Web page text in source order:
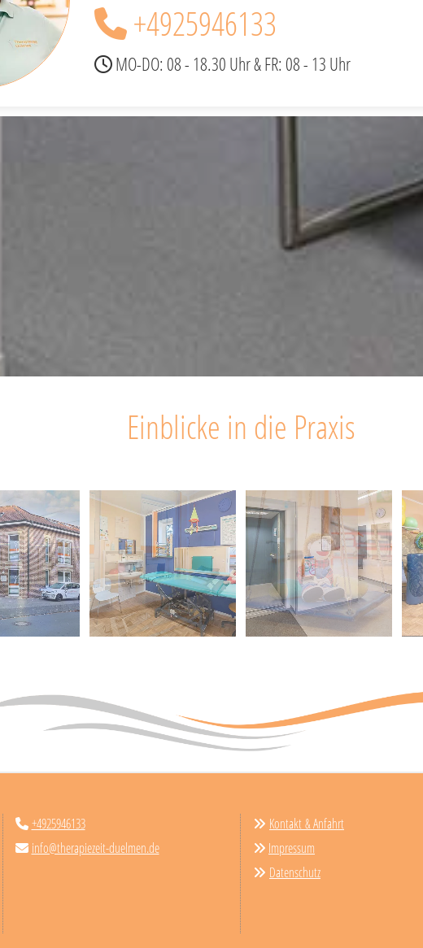
 +4925946133
MO-DO: 08 - 18.30 Uhr & FR: 08 - 13 Uhr
Einblicke in die Praxis
 +4925946133
 info@therapiezeit-duelmen.de
 Kontakt & Anfahrt
 Impressum
 Datenschutz